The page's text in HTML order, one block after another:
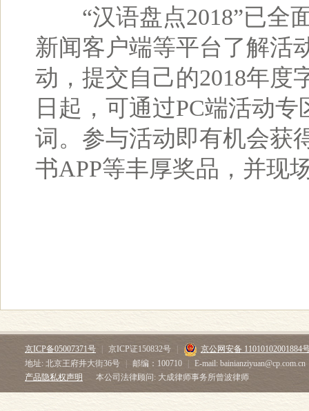
“汉语盘点2018”已全
新闻客户端等平台了解活
动，提交自己的2018年度
日起，可通过PC端活动
词。参与活动即有机会获
书APP等丰厚奖品，并现
京ICP备05007371号 京ICP证150832号
京公网安备 11010102001884
地址: 北京王府井大街36号
邮编：100710
E-mail: bainianziyuan@cp.com.cn
产品隐私权声明
本公司法律顾问: 大成律师事务所曾波律师